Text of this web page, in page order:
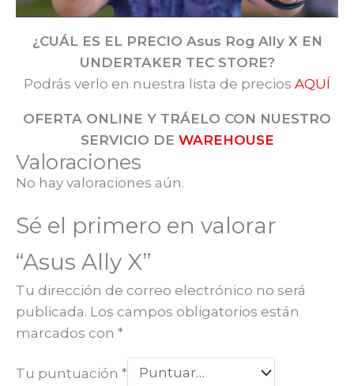
¿CUÁL ES EL PRECIO Asus Rog Ally X EN
UNDERTAKER TEC STORE?
Podrás verlo en nuestra lista de precios AQUÍ
OFERTA ONLINE Y TRÁELO CON NUESTRO
SERVICIO DE WAREHOUSE
Valoraciones
No hay valoraciones aún.
Sé el primero en valorar
“Asus Ally X”
Tu dirección de correo electrónico no será
publicada. Los campos obligatorios están
marcados con *
Tu puntuación *